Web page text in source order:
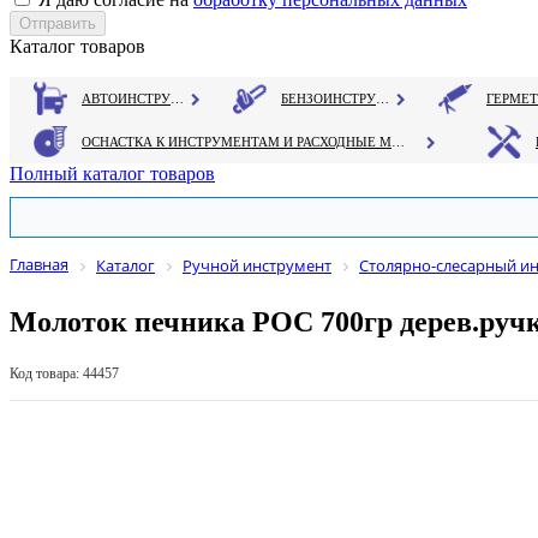
Каталог товаров
Полный каталог товаров
Главная Каталог Ручной инструмент Столярно-слесарный
Молоток печника РОС 700гр
Код товара: 44457